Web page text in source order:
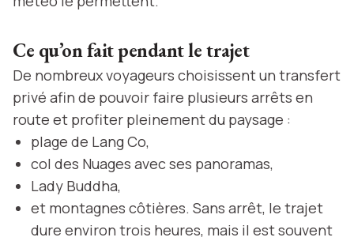
Ce qu’on fait pendant le trajet
De nombreux voyageurs choisissent un transfert
privé afin de pouvoir faire plusieurs arrêts en
route et profiter pleinement du paysage :
plage de Lang Co,
col des Nuages avec ses panoramas,
Lady Buddha,
et montagnes côtières. Sans arrêt, le trajet
dure environ trois heures, mais il est souvent